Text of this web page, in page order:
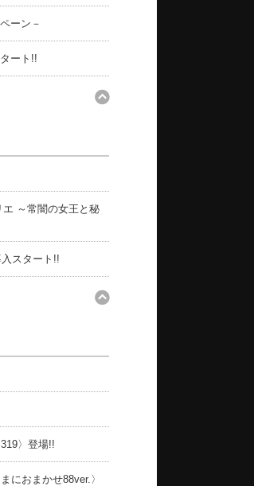
ーン－
ート!!
エ ～常闇の女王と秘
スタート!!
〉登場!!
におまかせ88ver.〉